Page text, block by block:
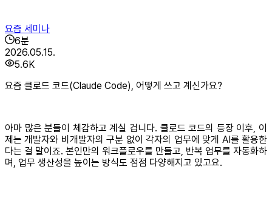
요즘 세미나
6분
2026.05.15.
5.6K
요즘 클로드 코드(Claude Code), 어떻게 쓰고 계신가요?
아마 많은 분들이 체감하고 계실 겁니다. 클로드 코드의 등장 이후, 이
제는 개발자와 비개발자의 구분 없이 각자의 업무에 맞게 AI를 활용한
다는 걸 말이죠. 본인만의 워크플로우를 만들고, 반복 업무를 자동화하
며, 업무 생산성을 높이는 방식도 점점 다양해지고 있고요.